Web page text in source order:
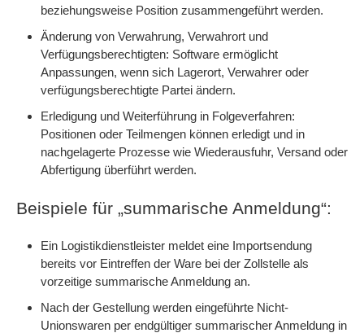
beziehungsweise Position zusammengeführt werden.
Änderung von Verwahrung, Verwahrort und
Verfügungsberechtigten: Software ermöglicht
Anpassungen, wenn sich Lagerort, Verwahrer oder
verfügungsberechtigte Partei ändern.
Erledigung und Weiterführung in Folgeverfahren:
Positionen oder Teilmengen können erledigt und in
nachgelagerte Prozesse wie Wiederausfuhr, Versand oder
Abfertigung überführt werden.
Beispiele für „summarische Anmeldung“:
Ein Logistikdienstleister meldet eine Importsendung
bereits vor Eintreffen der Ware bei der Zollstelle als
vorzeitige summarische Anmeldung an.
Nach der Gestellung werden eingeführte Nicht-
Unionswaren per endgültiger summarischer Anmeldung in